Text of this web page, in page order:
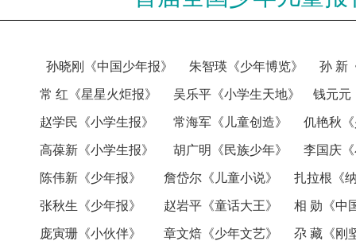
孙晓刚《中国少年报》 朱智瑛《少年博览》 孙 新
常 红《星星火炬报》 吴乐平《小学生天地》 钱元元
赵学民《小学生报》 常海军《儿童创造》 仉艳秋《
高葆新《小学生报》 胡广明《民族少年》 李国庆《
陈伟新《少年报》 詹岱尔《儿童小说》 扎拉根《
张秋生《少年报》 赵岩平《童话大王》 相 勋《中
庞寅珊《小伙伴》 章文焙《少年文艺》 尕 藏《刚